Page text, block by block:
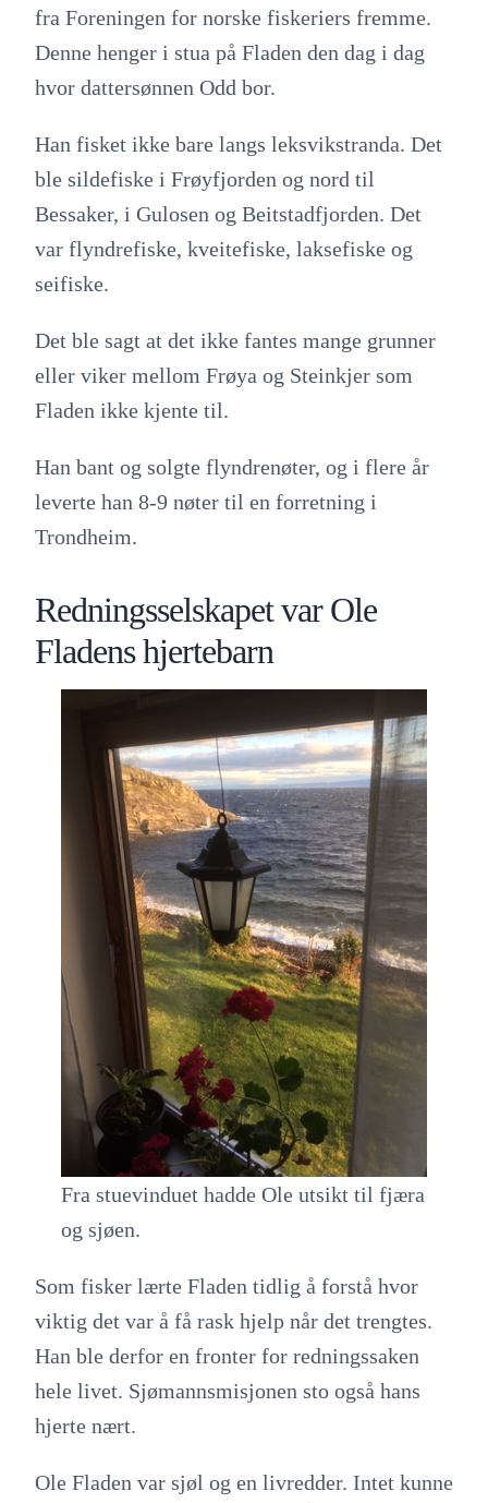
fra Foreningen for norske fiskeriers fremme.
Denne henger i stua på Fladen den dag i dag
hvor dattersønnen Odd bor.
Han fisket ikke bare langs leksvikstranda. Det
ble sildefiske i Frøyfjorden og nord til
Bessaker, i Gulosen og Beitstadfjorden. Det
var flyndrefiske, kveitefiske, laksefiske og
seifiske.
Det ble sagt at det ikke fantes mange grunner
eller viker mellom Frøya og Steinkjer som
Fladen ikke kjente til.
Han bant og solgte flyndrenøter, og i flere år
leverte han 8-9 nøter til en forretning i
Trondheim.
Redningsselskapet var Ole
Fladens hjertebarn
Fra stuevinduet hadde Ole utsikt til fjæra
og sjøen.
Som fisker lærte Fladen tidlig å forstå hvor
viktig det var å få rask hjelp når det trengtes.
Han ble derfor en fronter for redningssaken
hele livet. Sjømannsmisjonen sto også hans
hjerte nært.
Ole Fladen var sjøl og en livredder. Intet kunne